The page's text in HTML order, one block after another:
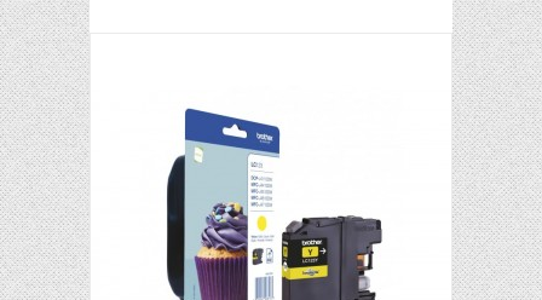
Į KREPŠELĮ